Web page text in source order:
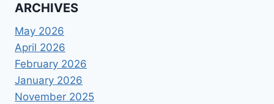
ARCHIVES
May 2026
April 2026
February 2026
January 2026
November 2025